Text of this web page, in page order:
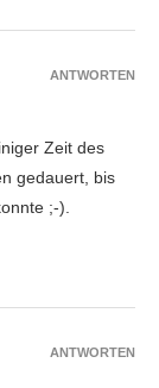
Zeit des
gedauert, bis
;-).
ANTWORTEN
ANTWORTEN